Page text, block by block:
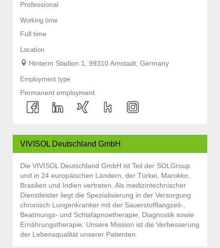
Professional
Working time
Full time
Location
Hinterm Stadion 1, 99310 Arnstadt, Germany
Employment type
Permanent employment
VIVISOL Deutschland GmbH
Die VIVISOL Deutschland GmbH ist Teil der SOLGroup
und in 24 europäischen Ländern, der Türkei, Marokko,
Brasilien und Indien vertreten. Als medizintechnischer
Dienstleister liegt die Spezialisierung in der Versorgung
chronisch Lungenkranker mit der Sauerstofflangzeit-,
Beatmungs- und Schlafapnoetherapie, Diagnostik sowie
Ernährungstherapie. Unsere Mission ist die Verbesserung
der Lebensqualität unserer Patienten.